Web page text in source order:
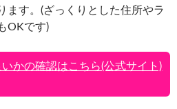
ます。(ざっくりとした住所やラ
OKです)
かの確認はこちら(公式サイト)